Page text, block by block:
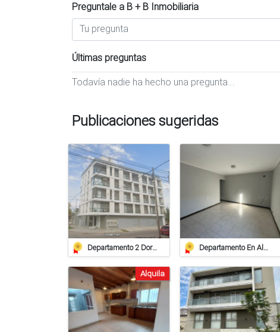
Preguntale a B + B Inmobiliaria
Últimas preguntas
Todavía nadie ha hecho una pregunta...
Publicaciones sugeridas
Departamento 2 Dorm. - Excelente Ubicación - Live Departamento En Alquiler – Rincón Nº 755
Alquila